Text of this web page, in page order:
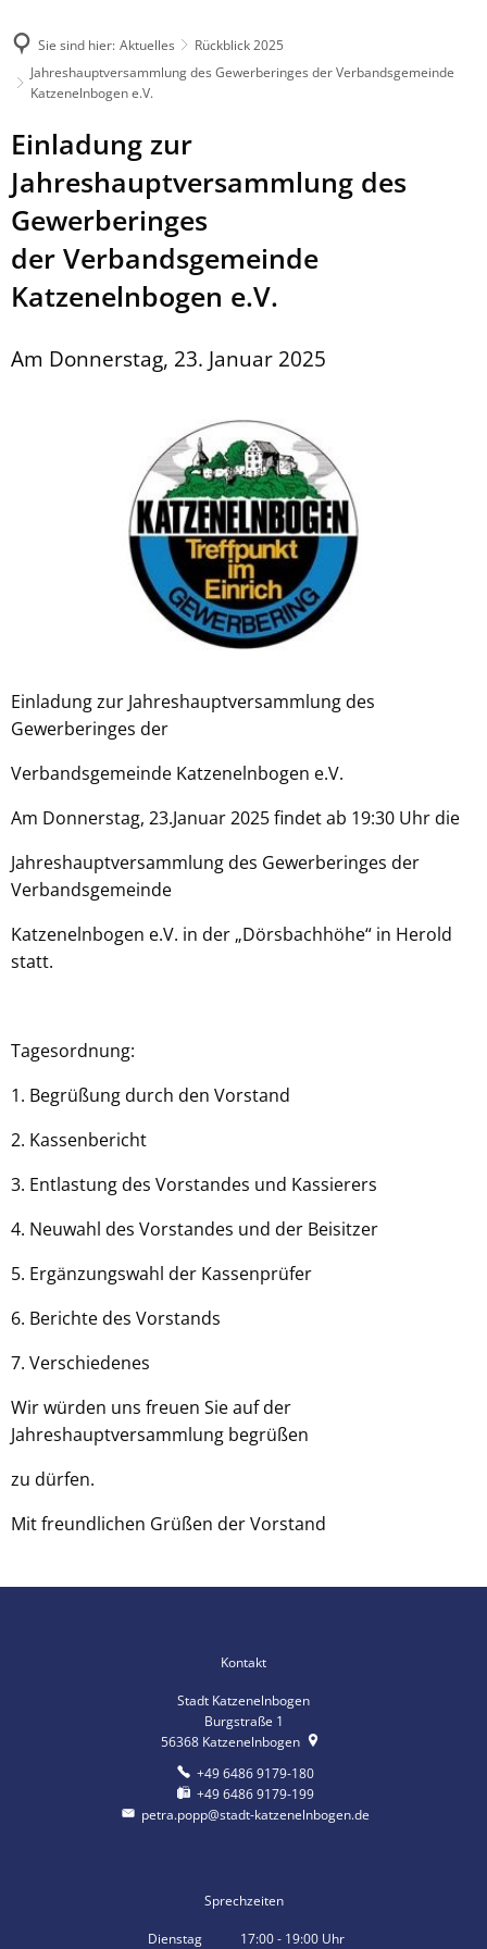
Sie sind hier: Aktuelles
Rückblick 2025
Jahreshauptversammlung des Gewerberinges der Verbandsgemeinde
Katzenelnbogen e.V.
Einladung zur
Jahreshauptversammlung des
Gewerberinges
der Verbandsgemeinde
Katzenelnbogen e.V.
Am Donnerstag, 23. Januar 2025
Einladung zur Jahreshauptversammlung des
Gewerberinges der
Verbandsgemeinde Katzenelnbogen e.V.
Am Donnerstag, 23.Januar 2025 findet ab 19:30 Uhr die
Jahreshauptversammlung des Gewerberinges der
Verbandsgemeinde
Katzenelnbogen e.V. in der „Dörsbachhöhe“ in Herold
statt.
Tagesordnung:
1. Begrüßung durch den Vorstand
2. Kassenbericht
3. Entlastung des Vorstandes und Kassierers
4. Neuwahl des Vorstandes und der Beisitzer
5. Ergänzungswahl der Kassenprüfer
6. Berichte des Vorstands
7. Verschiedenes
Wir würden uns freuen Sie auf der
Jahreshauptversammlung begrüßen
zu dürfen.
Mit freundlichen Grüßen der Vorstand
Kontakt
Stadt Katzenelnbogen
Burgstraße 1
56368 Katzenelnbogen
+49 6486 9179-180
+49 6486 9179-199
petra.popp@stadt-katzenelnbogen.de
Sprechzeiten
Dienstag 17:00- 19:00 Uhr